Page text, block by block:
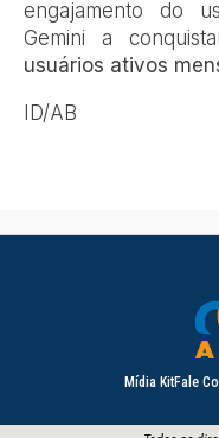
engajamento do
Gemini a
usuários ativos
ID/AB
Mídia KitFale